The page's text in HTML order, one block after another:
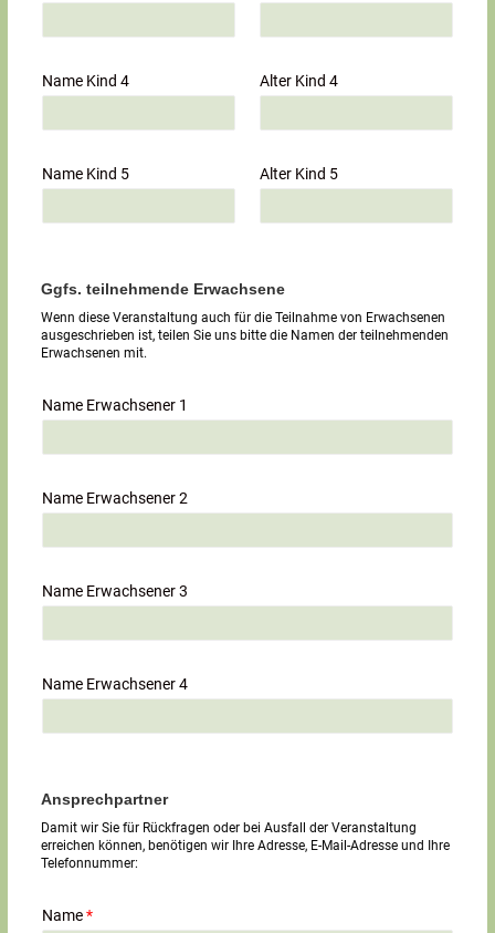
Name Kind 4 Alter Kind 4
Name Kind 5 Alter Kind 5
Ggfs. teilnehmende Erwachsene
Wenn diese Veranstaltung auch für die Teilnahme von Erwachsenen
ausgeschrieben ist, teilen Sie uns bitte die Namen der teilnehmenden
Erwachsenen mit.
Name Erwachsener 1
Name Erwachsener 2
Name Erwachsener 3
Name Erwachsener 4
Ansprechpartner
Damit wir Sie für Rückfragen oder bei Ausfall der Veranstaltung
erreichen können, benötigen wir Ihre Adresse, E-Mail-Adresse und Ihre
Telefonnummer:
Name*